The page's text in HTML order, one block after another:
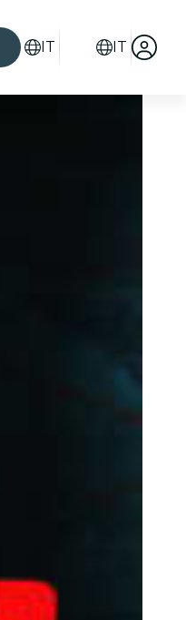
IT IT